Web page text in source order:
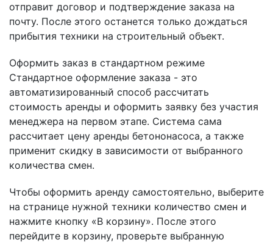
отправит договор и подтверждение заказа на
почту. После этого останется только дождаться
прибытия техники на строительный объект.
Оформить заказ в стандартном режиме
Стандартное оформление заказа - это
автоматизированный способ рассчитать
стоимость аренды и оформить заявку без участия
менеджера на первом этапе. Система сама
рассчитает цену аренды бетононасоса, а также
применит скидку в зависимости от выбранного
количества смен.
Чтобы оформить аренду самостоятельно, выберите
на странице нужной техники количество смен и
нажмите кнопку «В корзину». После этого
перейдите в корзину, проверьте выбранную